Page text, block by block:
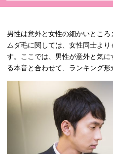
男性は意外と女性の細かいとこ
ムダ毛に関しては、女性同士よ
す。ここでは、男性が意外と気
る本音と合わせて、ランキング形